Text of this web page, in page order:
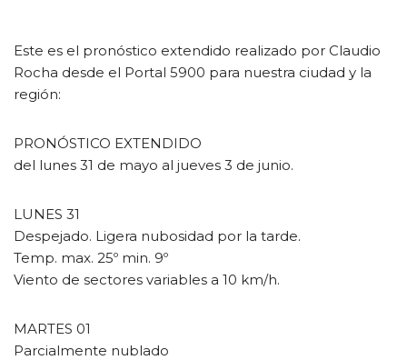
Este es el pronóstico extendido realizado por Claudio
Rocha desde el Portal 5900 para nuestra ciudad y la
región:
PRONÓSTICO EXTENDIDO
del lunes 31 de mayo al jueves 3 de junio.
LUNES 31
Despejado. Ligera nubosidad por la tarde.
Temp. max. 25º min. 9º
Viento de sectores variables a 10 km/h.
MARTES 01
Parcialmente nublado